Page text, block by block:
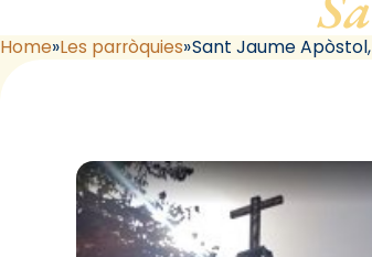
Home Les parròquies Sant Jaume